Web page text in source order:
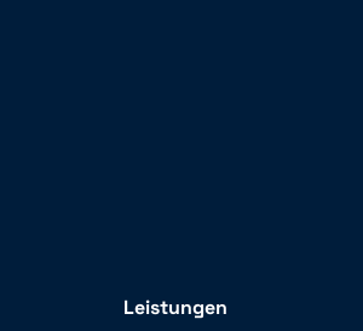
Leistungen